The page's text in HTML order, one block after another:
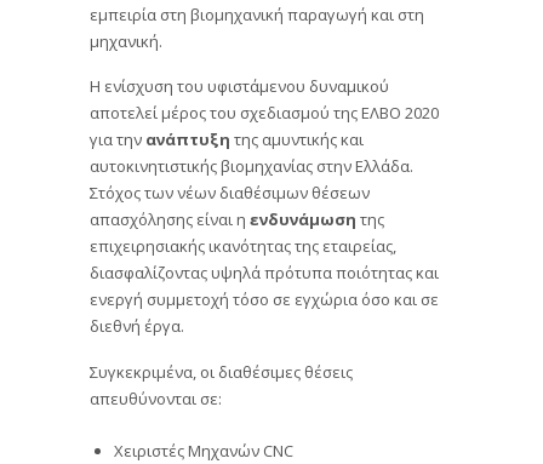
εμπειρία στη βιομηχανική παραγωγή και στη
μηχανική.
Η ενίσχυση του υφιστάμενου δυναμικού
αποτελεί μέρος του σχεδιασμού της ΕΛΒΟ 2020
για την ανάπτυξη της αμυντικής και
αυτοκινητιστικής βιομηχανίας στην Ελλάδα.
Στόχος των νέων διαθέσιμων θέσεων
απασχόλησης είναι η ενδυνάμωση της
επιχειρησιακής ικανότητας της εταιρείας,
διασφαλίζοντας υψηλά πρότυπα ποιότητας και
ενεργή συμμετοχή τόσο σε εγχώρια όσο και σε
διεθνή έργα.
Συγκεκριμένα, οι διαθέσιμες θέσεις
απευθύνονται σε:
Χειριστές Μηχανών CNC